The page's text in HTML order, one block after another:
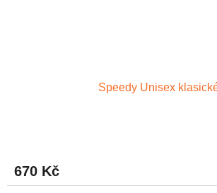
Speedy Unisex
670 Kč